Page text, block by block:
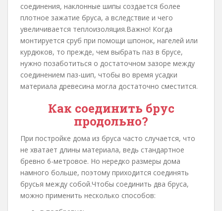
соединения, наклонные шипы создается более
плотное зажатие бруса, а вследствие и чего
увеличивается теплоизоляция.Важно! Когда
монтируется сруб при помощи шпонок, нагелей или
курдюков, то прежде, чем выбрать паз в брусе,
нужно позаботиться о достаточном зазоре между
соединением паз-шип, чтобы во время усадки
материала древесина могла достаточно сместится.
Как соединить брус
продольно?
При постройке дома из бруса часто случается, что
не хватает длины материала, ведь стандартное
бревно 6-метровое. Но нередко размеры дома
намного больше, поэтому приходится соединять
брусья между собой.Чтобы соединить два бруса,
можно применить несколько способов: